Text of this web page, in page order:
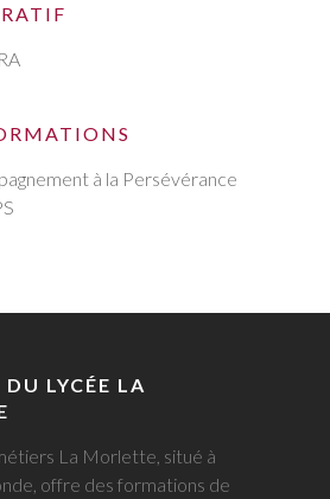
à la Persévérance
LYCÉE LA
La Morlette, situé à
offre des formations de